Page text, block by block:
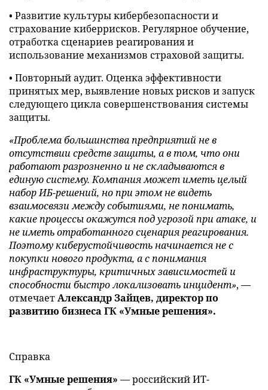
• Развитие культуры кибербезопасности и
страхование киберрисков. Регулярное обучение,
отработка сценариев реагирования и
использование механизмов страховой защиты.
• Повторный аудит. Оценка эффективности
принятых мер, выявление новых рисков и запуск
следующего цикла совершенствования системы
защиты.
«Проблема большинства предприятий не в
отсутствии средств защиты, а в том, что они
работают разрозненно и не складываются в
единую систему. Компания может иметь целый
набор ИБ-решений, но при этом не видеть
взаимосвязи между событиями, не понимать,
какие процессы окажутся под угрозой при атаке, и
не иметь отработанного сценария реагирования.
Поэтому киберустойчивость начинается не с
покупки нового продукта, а с понимания
инфраструктуры, критичных зависимостей и
способности быстро локализовать инцидент», —
отмечаетАлександр Зайцев, директор по
развитию бизнеса ГК «Умные решения».
Справка
ГК «Умные решения» — российский ИТ-